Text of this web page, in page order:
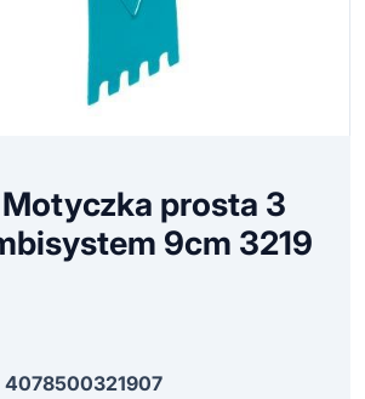
prosta 3
9cm 3219
4078500321907